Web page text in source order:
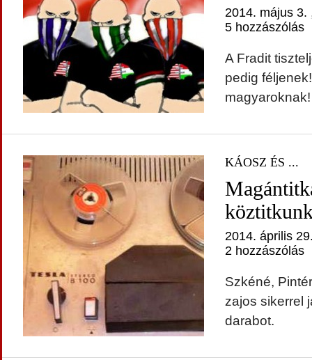
2014. május 3.
5 hozzászólás
A Fradit
pedig
magyaroknak!
KÁOSZ ÉS ...
2014. április
2 hozzászólás
Szkéné,
zajos sikerrel
darabot.